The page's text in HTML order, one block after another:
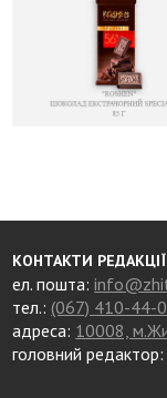
КОНТАКТИ
ел. пошта:
тел.: (067) 410-44-
адреса: 10008,
головний редактор: